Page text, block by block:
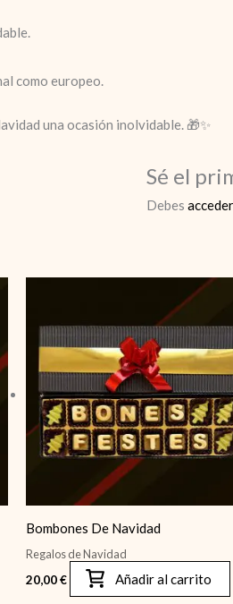
como europeo.
una ocasión inolvidable. 🎁✨
Sé el
Debes acceder
Bombones De Navidad
Regalos de Navidad
20,00€ Añadir al carrito